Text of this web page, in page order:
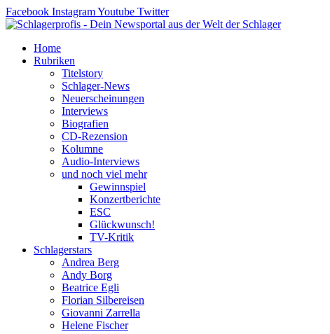
Zum
Inhalt
Facebook InstagramYoutube Twitter
Home
Rubriken
Titelstory
Schlager-News
Neuerscheinungen
Interviews
Biografien
CD-Rezension
Kolumne
Audio-Interviews
und noch viel mehr
Gewinnspiel
Konzertberichte
ESC
Glückwunsch!
TV-Kritik
Schlagerstars
Andrea Berg
Andy Borg
Beatrice Egli
Florian Silbereisen
Giovanni Zarrella
Helene Fischer